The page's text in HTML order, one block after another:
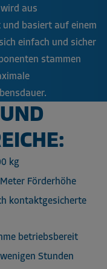
aus
basiert auf einem
einfach und sicher
stammen
kg
Förderhöhe
kontaktgesicherte
betriebsbereit
Stunden